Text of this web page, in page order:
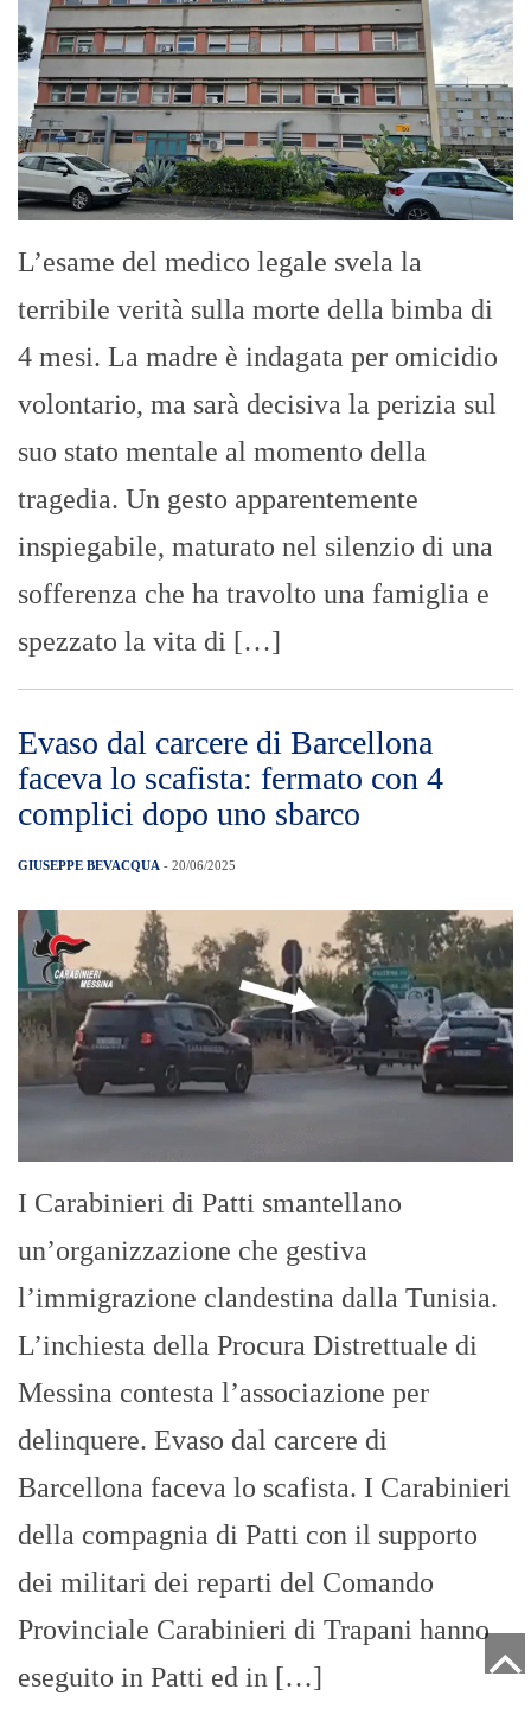
L’esame del medico legale svela la
terribile verità sulla morte della bimba di
4 mesi. La madre è indagata per omicidio
volontario, ma sarà decisiva la perizia sul
suo stato mentale al momento della
tragedia. Un gesto apparentemente
inspiegabile, maturato nel silenzio di una
sofferenza che ha travolto una famiglia e
spezzato la vita di […]
Evaso dal carcere di Barcellona
faceva lo scafista: fermato con 4
complici dopo uno sbarco
GIUSEPPE BEVACQUA - 20/06/2025
I Carabinieri di Patti smantellano
un’organizzazione che gestiva
l’immigrazione clandestina dalla Tunisia.
L’inchiesta della Procura Distrettuale di
Messina contesta l’associazione per
delinquere. Evaso dal carcere di
Barcellona faceva lo scafista. I Carabinieri
della compagnia di Patti con il supporto
dei militari dei reparti del Comando
Provinciale Carabinieri di Trapani hanno
eseguito in Patti ed in […]